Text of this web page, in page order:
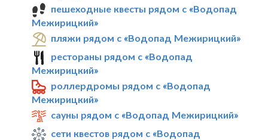
пешеходные квесты рядом с «Водопад
Межирицкий»
пляжи рядом с «Водопад Межирицкий»
рестораны рядом с «Водопад
Межирицкий»
роллердромы рядом с «Водопад
Межирицкий»
сауны рядом с «Водопад Межирицкий»
сети квестов рядом с «Водопад